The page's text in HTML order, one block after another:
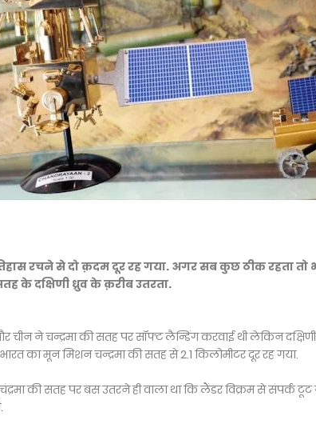
रचने से दो क़दम दूर रह गया. अगर सब कुछ ठीक रहता
के दक्षिणी ध्रुव के क़रीब उतरता.
ने चन्द्रमा की सतह पर सॉफ्ट लैन्डिंग करवाई थी लेकिन दक्षिणी
का मून मिशन चन्द्रमा की सतह से 2.1 किलोमीटर दूर रह गया.
चंद्रमा की सतह पर बस उतरने ही वाला था कि लैंडर विक्रम से संपर्क